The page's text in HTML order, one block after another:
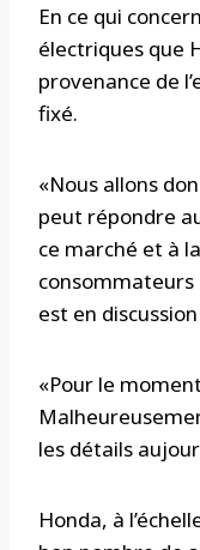
En ce qui
électriques que
provenance de
fixé.
«Nous allons
peut répondre
ce marché et à
consommateurs
est en
«Pour le
les détails
Honda, à